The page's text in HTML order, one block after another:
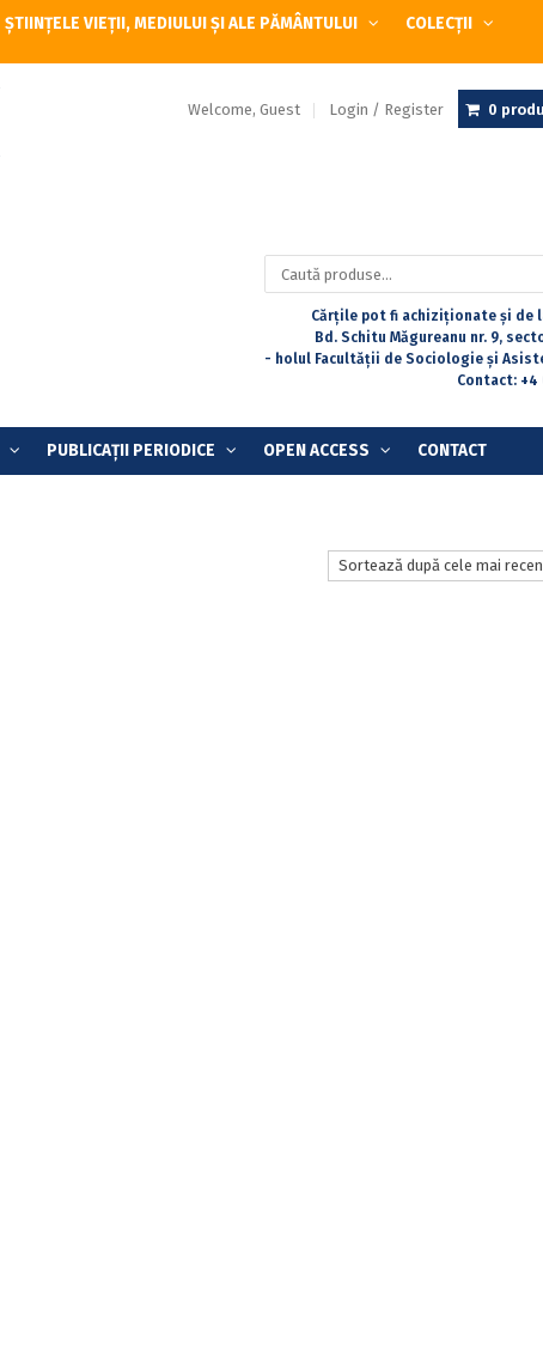
ȘTIINȚELE VIEȚII, MEDIULUI ȘI ALE PĂMÂNTULUI COLECȚII
Welcome, Guest Login / Register 0
Caută
după:
Cărțile pot fi achiziționate și de
Bd. Schitu Măgureanu nr. 9,
- holul Facultății de Sociologie și
Contact: +4
PUBLICAȚII PERIODICE OPEN ACCESS CONTACT